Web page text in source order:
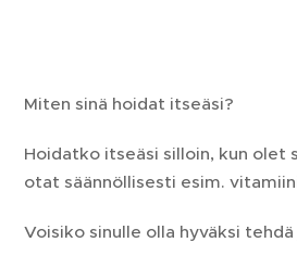
Miten sinä hoidat itseäsi?
Hoidatko itseäsi silloin, kun olet
otat säännöllisesti esim.
Voisiko sinulle olla hyväksi